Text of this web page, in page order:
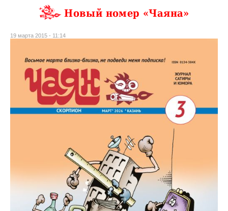
Новый номер «Чаяна»
19 марта 2015 - 11:14